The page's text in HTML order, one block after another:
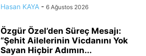
Hasan KAYA - 6 Ağustos 2026
Özgür Özel’den Süreç Mesajı:
“Şehit Ailelerinin Vicdanını Yok
Sayan Hiçbir Adımın...